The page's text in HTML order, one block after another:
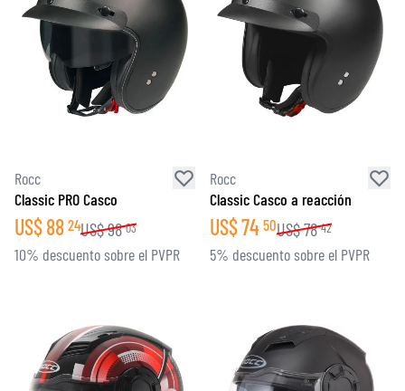
Rocc
Classic PRO Casco
US$88 24US$98 03
10% descuento sobre el PVPR
Rocc
Classic Casco a reacción
US$74 50US$78 42
5% descuento sobre el PVPR